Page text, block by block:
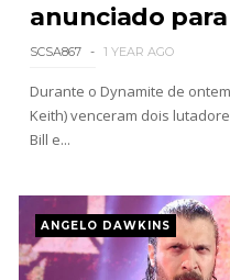
Lucha Libre AAA:
Unknown -Aug 02 2026
SCSA867-Aug 02 2026
anunciado
SCSA867 1 YEAR AGO
Durante o Dynamite de
Keith) venceram dois
Bill e...
ANGELO DAWKINS